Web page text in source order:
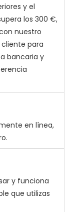
y el
los 300 €,
nuestro
para
bancaria y
en línea,
y funciona
que utilizas